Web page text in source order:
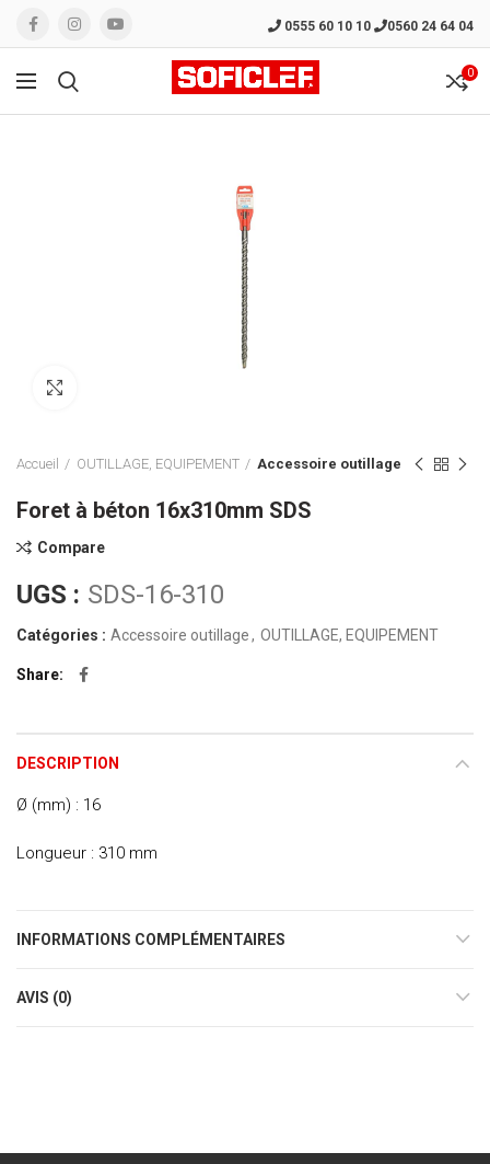
0555 60 10 10 0560 24 64 04
0
Accueil OUTILLAGE, EQUIPEMENT Accessoire outillage
Foret à béton 16x310mm SDS
Compare
UGS : SDS-16-310
Catégories : Accessoire outillage, OUTILLAGE, EQUIPEMENT
Share
DESCRIPTION
Ø (mm) : 16
Longueur : 310 mm
INFORMATIONS COMPLÉMENTAIRES
AVIS (0)